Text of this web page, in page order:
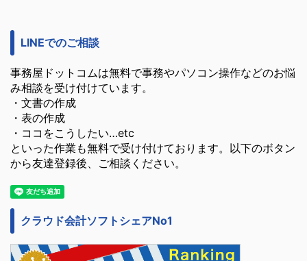
LINEでのご相談
事務屋ドットコムは無料で事務やパソコン操作などのお悩
み相談を受け付けています。
・文書の作成
・表の作成
・ココをこうしたい…etc
といった作業も無料で受け付けております。以下のボタン
から友達登録後、ご相談ください。
クラウド会計ソフトシェアNo1